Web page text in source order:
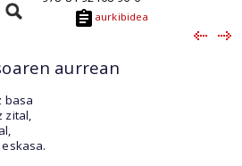
aurkibidea
aurrean
basa
zital,